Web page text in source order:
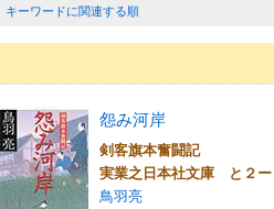
キーワードに関連する順
怨み河岸
剣客旗本奮闘記
実業之日本社文庫 と２ー
鳥羽亮